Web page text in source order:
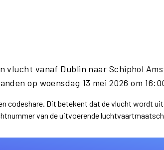
vlucht vanaf Dublin naar Schiphol
op woensdag 13 mei 2026 om
codeshare. Dit betekent dat de vlucht wordt
van de uitvoerende